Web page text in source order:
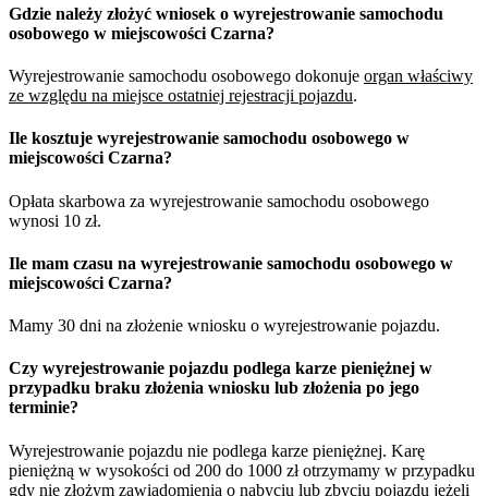
Gdzie należy złożyć wniosek o wyrejestrowanie samochodu
osobowego w miejscowości Czarna?
Wyrejestrowanie samochodu osobowego dokonuje organ właściwy
ze względu na miejsce ostatniej rejestracji pojazdu.
Ile kosztuje wyrejestrowanie samochodu osobowego w
miejscowości Czarna?
Opłata skarbowa za wyrejestrowanie samochodu osobowego
wynosi 10 zł.
Ile mam czasu na wyrejestrowanie samochodu osobowego w
miejscowości Czarna?
Mamy 30 dni na złożenie wniosku o wyrejestrowanie pojazdu.
Czy wyrejestrowanie pojazdu podlega karze pieniężnej w
przypadku braku złożenia wniosku lub złożenia po jego
terminie?
Wyrejestrowanie pojazdu nie podlega karze pieniężnej. Karę
pieniężną w wysokości od 200 do 1000 zł otrzymamy w przypadku
gdy nie złożym zawiadomienia o nabyciu lub zbyciu pojazdu jeżeli